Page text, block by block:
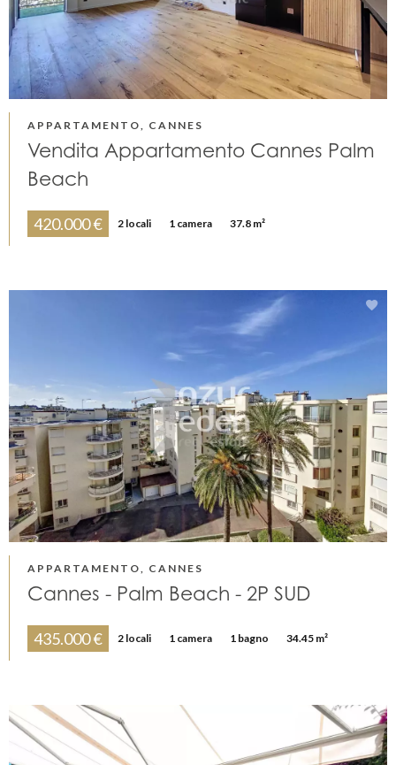
APPARTAMENTO, CANNES
Vendita Appartamento Cannes Palm
Beach
420.000 € 2 locali 1 camera 37.8 m²
APPARTAMENTO, CANNES
Cannes - Palm Beach - 2P SUD
435.000 € 2 locali 1 camera 1 bagno 34.45 m²